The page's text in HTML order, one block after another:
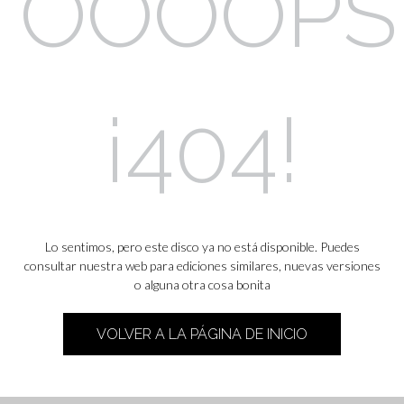
¡404!
Lo sentimos, pero este disco ya no está disponible. Puedes
consultar nuestra web para ediciones similares, nuevas versiones
o alguna otra cosa bonita
VOLVER A LA PÁGINA DE INICIO